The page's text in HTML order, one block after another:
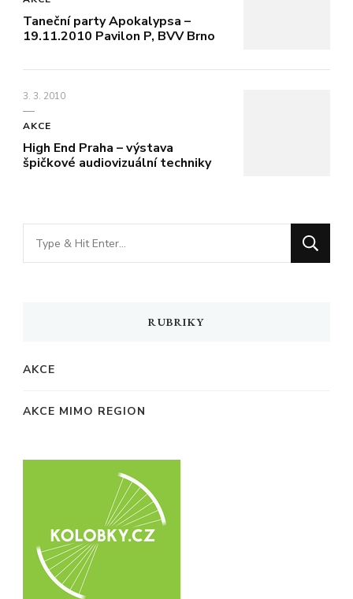
Taneční party Apokalypsa –
19.11.2010 Pavilon P, BVV Brno
3. 3. 2010
AKCE
High End Praha – výstava
špičkové audiovizuální techniky
Hledáte
něco
RUBRIKY
AKCE
AKCE MIMO REGION